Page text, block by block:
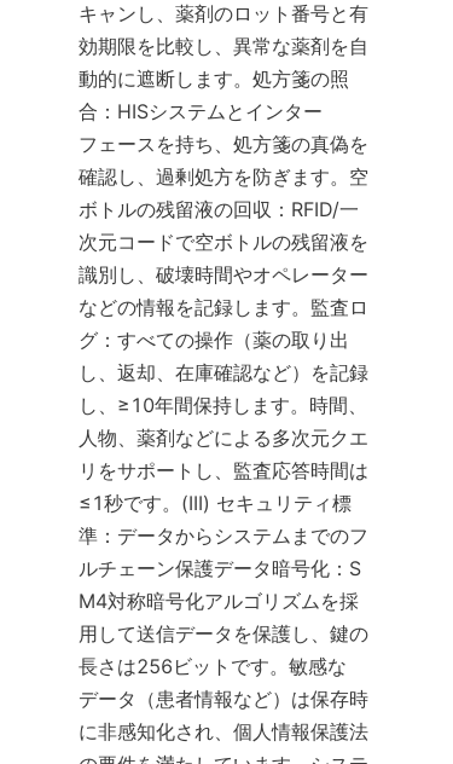
キャンし、薬剤のロット番号と有
効期限を比較し、異常な薬剤を自
動的に遮断します。処方箋の照
合：HISシステムとインター
フェースを持ち、処方箋の真偽を
確認し、過剰処方を防ぎます。空
ボトルの残留液の回収：RFID/一
次元コードで空ボトルの残留液を
識別し、破壊時間やオペレーター
などの情報を記録します。監査ロ
グ：すべての操作（薬の取り出
し、返却、在庫確認など）を記録
し、≥10年間保持します。時間、
人物、薬剤などによる多次元クエ
リをサポートし、監査応答時間は
≤1秒です。(III) セキュリティ標
準：データからシステムまでのフ
ルチェーン保護データ暗号化：S
M4対称暗号化アルゴリズムを採
用して送信データを保護し、鍵の
長さは256ビットです。敏感な
データ（患者情報など）は保存時
に非感知化され、個人情報保護法